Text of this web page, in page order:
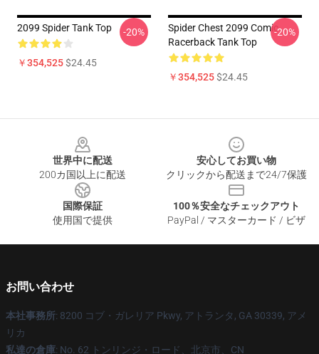
2099 Spider Tank Top
￥354,525$24.45
-20%
Spider Chest 2099 Comic
Racerback Tank Top
￥354,525$24.45
-20%
世界中に配送
200カ国以上に配送
安心してお買い物
クリックから配送まで24/7保護
国際保証
使用国で提供
100％安全なチェックアウト
PayPal / マスターカード / ビザ
お問い合わせ
本社事務所: 8200 コブ・ガレリア Pkwy, アトランタ, GA 30339, アメ
リカ
私達の倉庫: No. 62 トンリンジ・ロード、北京市、CN